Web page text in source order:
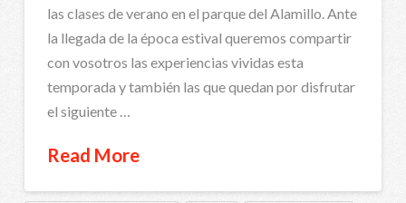
las clases de verano en el parque del Alamillo. Ante
la llegada de la época estival queremos compartir
con vosotros las experiencias vividas esta
temporada y también las que quedan por disfrutar
el siguiente …
Read More